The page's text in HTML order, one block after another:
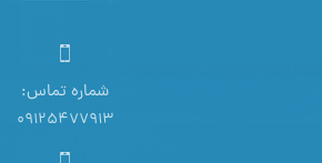
شماره تماس:
09125477913